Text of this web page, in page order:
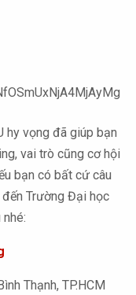
hy vọng đã giúp bạn
vai trò cũng cơ hội
bạn có bất cứ câu
Trường Đại học
Thạnh, TP.HCM